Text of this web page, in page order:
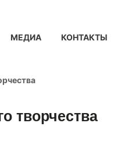
МЕДИА КОНТАКТЫ
творчества